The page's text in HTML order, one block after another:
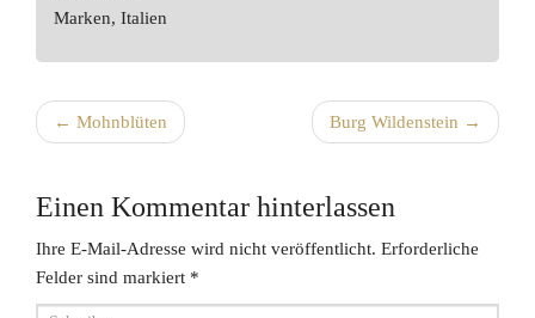
Marken, Italien
Post navigation
← Mohnblüten Burg Wildenstein →
Einen Kommentar hinterlassen
Ihre E-Mail-Adresse wird nicht veröffentlicht. Erforderliche
Felder sind markiert *